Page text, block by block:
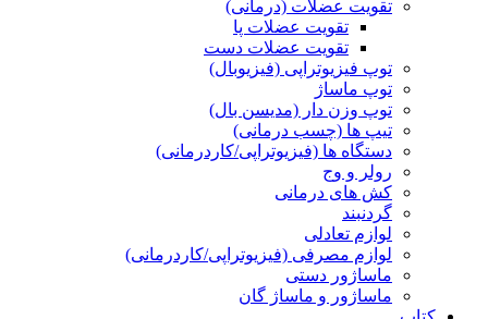
تقویت عضلات (درمانی)
تقویت عضلات پا
تقویت عضلات دست
توپ فیزیوتراپی (فیزیوبال)
توپ ماساژ
توپ وزن دار (مدیسن بال)
تیپ ها (چسب درمانی)
دستگاه ها (فیزیوتراپی/کاردرمانی)
رولر و وج
کش های درمانی
گردنبند
لوازم تعادلی
لوازم مصرفی (فیزیوتراپی/کاردرمانی)
ماساژور دستی
ماساژور و ماساژ گان